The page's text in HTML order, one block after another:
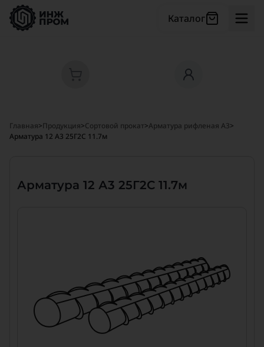
Каталог
Главная>Продукция>Сортовой прокат>Арматура рифленая А3>
Арматура 12 А3 25Г2С 11.7м
Арматура 12 А3 25Г2С 11.7м